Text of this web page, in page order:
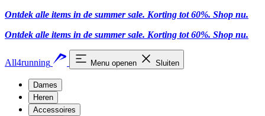
Ontdek alle items in de summer sale. Korting tot 60%. Shop nu.
Ontdek alle items in de summer sale. Korting tot 60%. Shop nu.
All4running Menu openen Sluiten
Dames
Heren
Accessoires